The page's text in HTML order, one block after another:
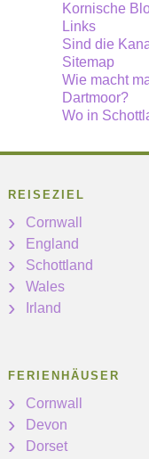
Kornische
Links
Sind die
Sitemap
Wie macht
Dartmoor?
Wo in
REISEZIEL
Cornwall
England
Schottland
Wales
Irland
FERIENHÄUSER
Cornwall
Devon
Dorset